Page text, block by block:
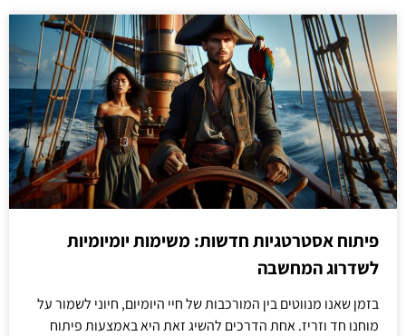
פיתוח אסטרטגיות חדשות: משימות יומיומיות
לשדרוג המחשבה
בזמן שאנו מנווטים בין המורכבות של חיי היומיום, חיוני לשמור על
מוחנו חד וזריז. אחת הדרכים להשיג זאת היא באמצעות פיתוח